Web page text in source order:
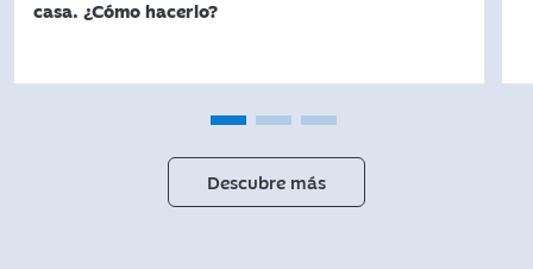
casa. ¿Cómo hacerlo?
Descubre más